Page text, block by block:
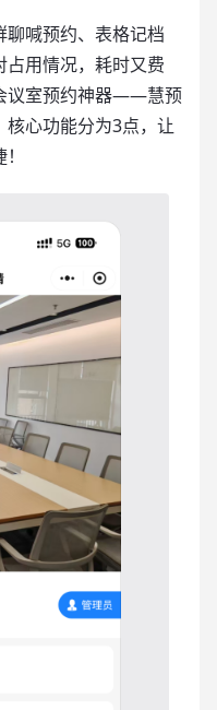
喊预约、表格记档
用情况，耗时又费
议室预约神器——慧预
心功能分为3点，让